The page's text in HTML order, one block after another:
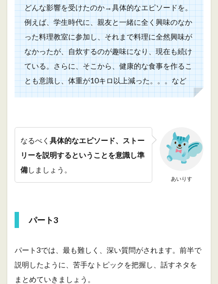
どんな影響を受けたのか→具体的なエピソードを。
例えば、学生時代に、親友と一緒に全く興味のなか
った料理教室に参加し、それまで料理に全然興味が
なかったが、自炊するのが趣味になり、現在も続け
ている。さらに、そこから、健康的な食事を作るこ
とも意識し、体重が10キロ以上減った。。。など
あいりす
なるべく 具体的なエピソード、ストー
リーを説明するということを意識し準
備しましょう。
パート3
パート3では、最も難しく、深い質問がされます。前半で
説明したように、苦手なトピックを把握し、話すネタを
まとめていきましょう。